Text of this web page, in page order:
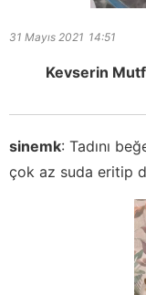
31 Mayıs 2021 14:51
Kevserin
sinemk: Tadını
çok az suda eritip